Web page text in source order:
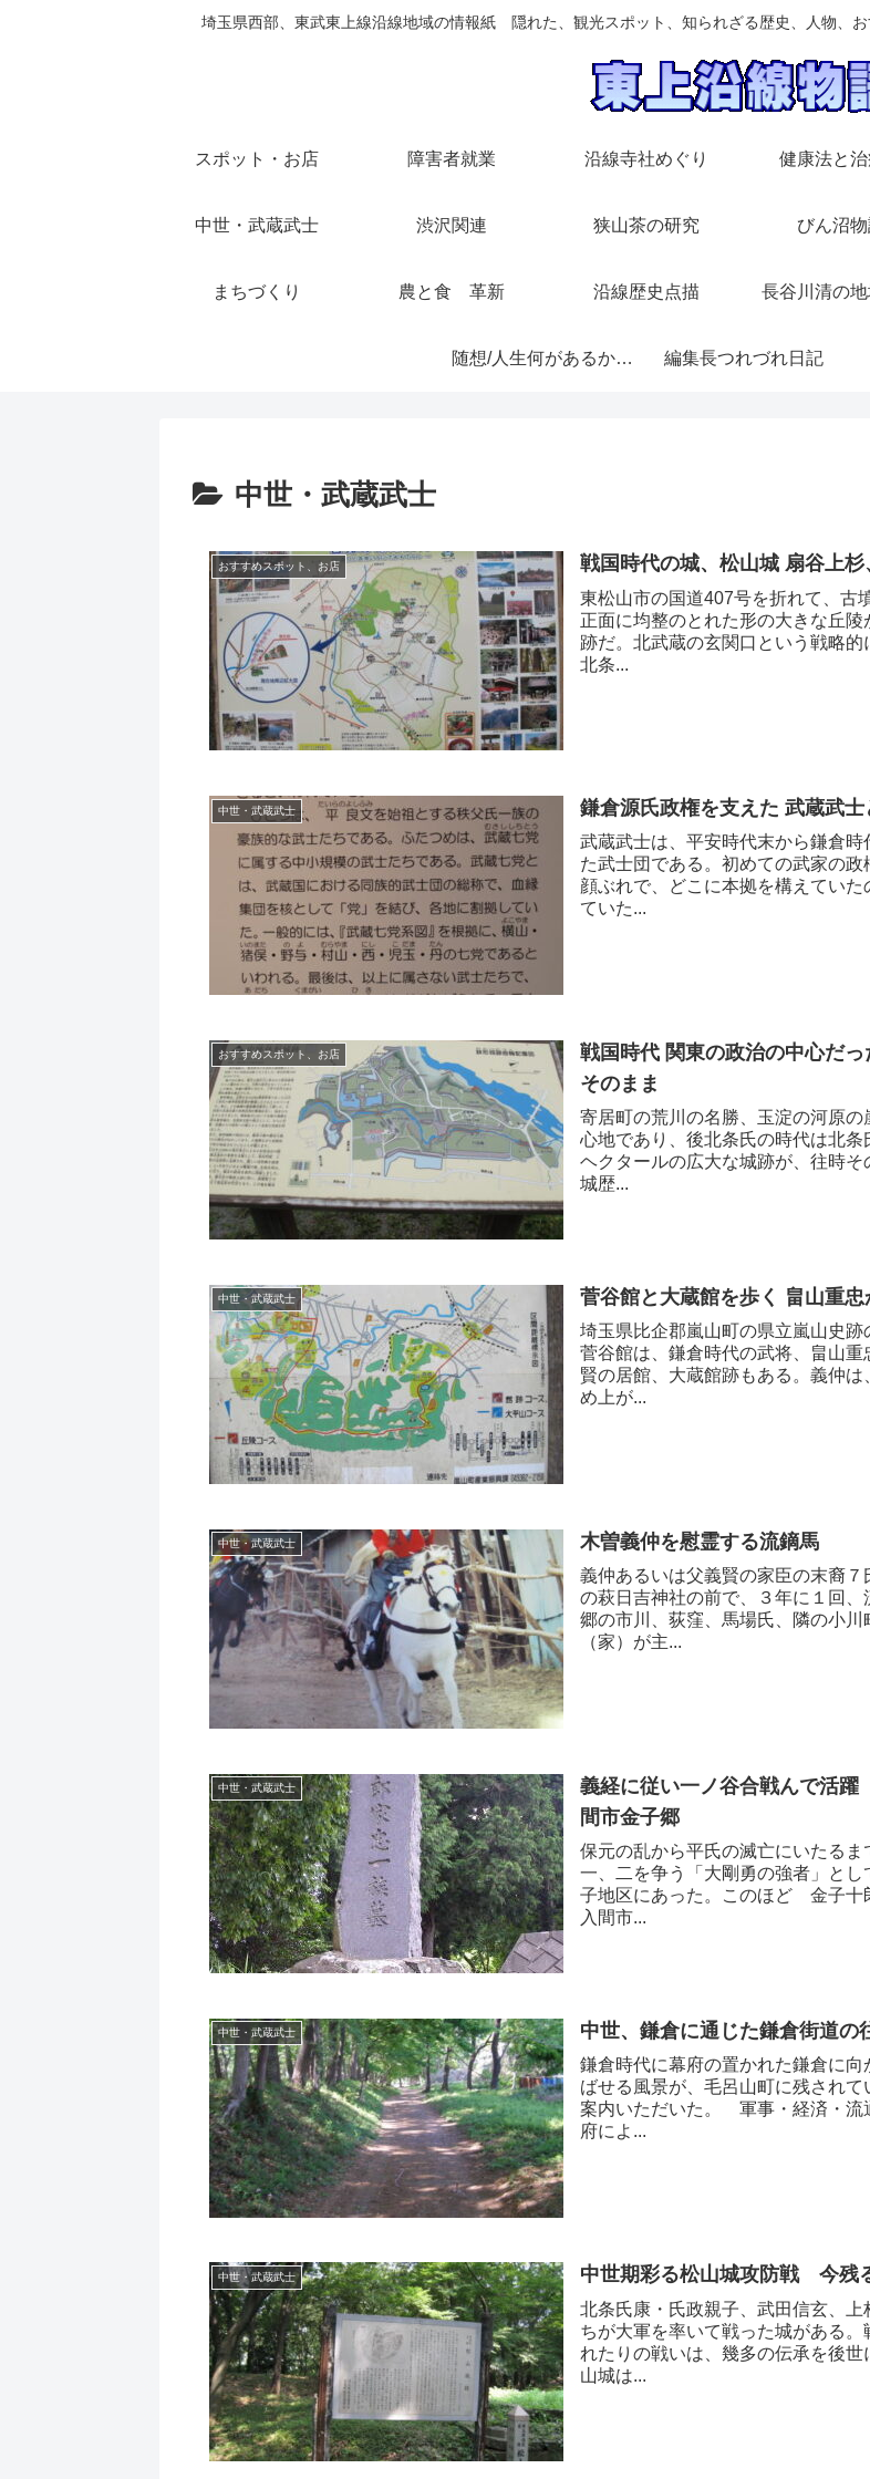
埼玉県西部、東武東上線沿線地域の情報紙 隠れた、観光スポット、知られざる歴史、人物、
スポット・お店 障害者就業 沿線寺社めぐり 健康法と
中世・武蔵武士 渋沢関連 狭山茶の研究 びん沼
まちづくり 農と食 革新 沿線歴史点描 長谷川清の
随想/人生何があるかわからない 編集長つれづれ日記
中世・武蔵武士
おすすめスポット、お店 戦国時代の城、松山城 扇谷上
東松山市の国道407号を折れて、古
正面に均整のとれた形の大きな丘
跡だ。北武蔵の玄関口という戦略
北条...
中世・武蔵武士 鎌倉源氏政権を支えた 武蔵武
武蔵武士は、平安時代末から鎌倉
た武士団である。初めての武家の
顔ぶれで、どこに本拠を構えてい
ていた...
おすすめスポット、お店
戦国時代 関東の政治の中心だ
そのまま
寄居町の荒川の名勝、玉淀の河原
心地であり、後北条氏の時代は北
ヘクタールの広大な城跡が、往時
城歴...
中世・武蔵武士 菅谷館と大蔵館を歩く 畠山重
埼玉県比企郡嵐山町の県立嵐山史跡
菅谷館は、鎌倉時代の武将、畠山
賢の居館、大蔵館跡もある。義仲
め上が...
中世・武蔵武士 木曽義仲を慰霊する流鏑馬
義仲あるいは父義賢の家臣の末裔
の萩日吉神社の前で、３年に１回
郷の市川、荻窪、馬場氏、隣の小
（家）が主...
中世・武蔵武士
義経に従い一ノ谷合戦んで活
間市金子郷
保元の乱から平氏の滅亡にいたる
一、二を争う「大剛勇の強者」と
子地区にあった。このほど 金子十
入間市...
中世・武蔵武士 中世、鎌倉に通じた鎌倉街道の
鎌倉時代に幕府の置かれた鎌倉に
ばせる風景が、毛呂山町に残され
案内いただいた。 軍事・経済・
府によ...
中世・武蔵武士 中世期彩る松山城攻防戦 今残
北条氏康・氏政親子、武田信玄、
ちが大軍を率いて戦った城がある
れたりの戦いは、幾多の伝承を後
山城は...